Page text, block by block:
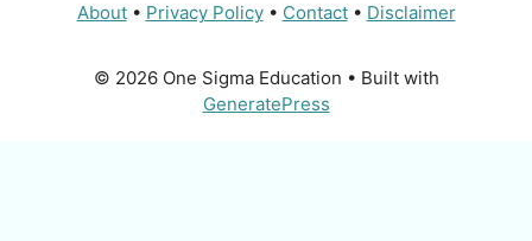
About• Privacy Policy• Contact• Disclaimer
© 2026 One Sigma Education • Built with
GeneratePress